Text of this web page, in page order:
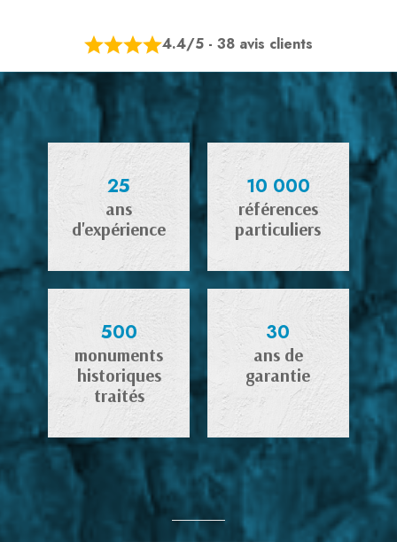
4.4/5 - 38 avis clients
25
ans
d'expérience
10 000
références
particuliers
500
monuments
historiques
traités
30
ans de
garantie